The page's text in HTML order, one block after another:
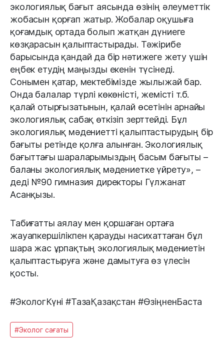
экологиялық бағыт аясында өзінің әлеуметтік
жобасын қорғап жатыр. Жобалар оқушыға
қоғамдық ортада болып жатқан дүниеге
көзқарасын қалыптастырады. Тәжірибе
барысында қандай да бір нәтижеге жету үшін
еңбек етудің маңызды екенін түсінеді.
Сонымен қатар, мектебімізде жылыжай бар.
Онда балалар түрлі көкөністі, жемісті т.б.
қалай отырғызатынын, қалай өсетінін арнайы
экологиялық сабақ өткізіп зерттейді. Бұл
экологиялық мәдениетті қалыптастырудың бір
бағыты ретінде қолға алынған. Экологиялық
бағыттағы шараларымыздың басым бағыты –
баланы экологиялық мәдениетке үйрету», –
деді №90 гимназия директоры Гүлжанат
Асанқызы.
Табиғатты аялау мен қоршаған ортаға
жауапкершілікпен қарауды насихаттаған бұл
шара жас ұрпақтың экологиялық мәдениетін
қалыптастыруға және дамытуға өз үлесін
қосты.
#ЭкологКүні #ТазаҚазақстан #ӨзіңненБаста
#Эколог сағаты